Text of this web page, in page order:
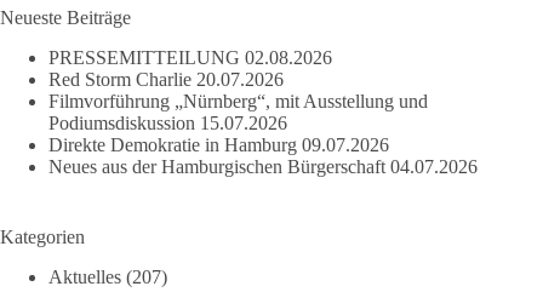
Neueste Beiträge
PRESSEMITTEILUNG 02.08.2026
Red Storm Charlie 20.07.2026
Filmvorführung „Nürnberg“, mit Ausstellung und
Podiumsdiskussion 15.07.2026
Direkte Demokratie in Hamburg 09.07.2026
Neues aus der Hamburgischen Bürgerschaft 04.07.2026
Kategorien
Aktuelles (207)